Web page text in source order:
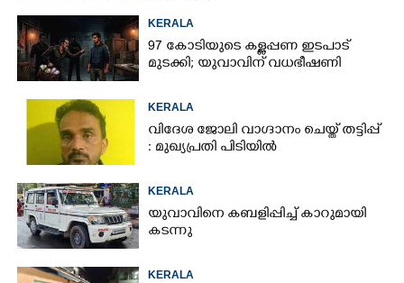
KERALA
97 കോടിയുടെ കള്ളപ്പണ ഇടപാട്
മുടക്കി; യുവാവിന് വധഭീഷണി
KERALA
വിദേശ ജോലി വാഗ്ദാനം ചെയ്ത് തട്ടിപ്പ്
: മുഖ്യപ്രതി പിടിയിൽ
KERALA
യുവാവിനെ കബളിപ്പിച്ച് കാറുമായി
കടന്നു
KERALA